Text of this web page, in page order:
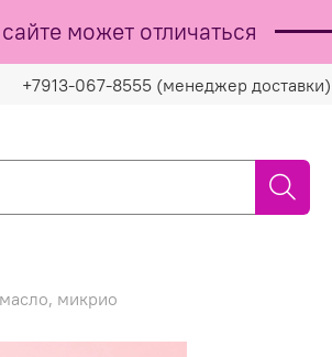
может отличаться
+7913-067-8555 (менеджер доставки)
микрио